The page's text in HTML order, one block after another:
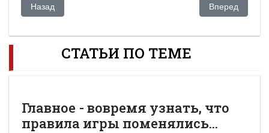
Предыдущий: Процесс на Манхэттене: БТА Банк обвиняет
Назад Следующий:
Вперед
СТАТЬИ ПО ТЕМЕ
Главное - вовремя узнать, что
правила игры поменялись...